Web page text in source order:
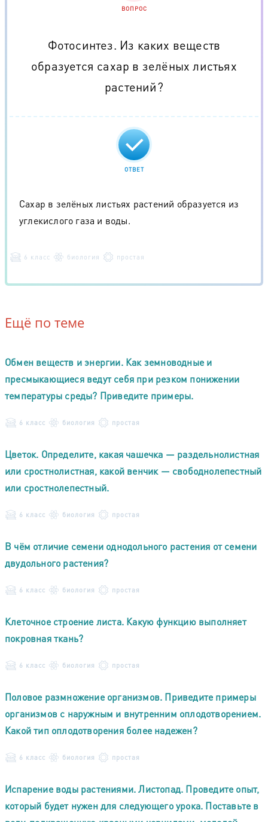
ВОПРОС
Фотосинтез. Из каких веществ
образуется сахар в зелёных листьях
растений?
ОТВЕТ
Сахар в зелёных листьях растений образуется из
углекислого газа и воды.
6 класс биология простая
Ещё по теме
Обмен веществ и энергии. Как земноводные и
пресмыкающиеся ведут себя при резком понижении
температуры среды? Приведите примеры.
6 класс биология простая
Цветок. Определите, какая чашечка — раздельнолистная
или сростнолистная, какой венчик — свободнолепестный
или сростнолепестный.
6 класс биология простая
В чём отличие семени однодольного растения от семени
двудольного растения?
6 класс биология простая
Клеточное строение листа. Какую функцию выполняет
покровная ткань?
6 класс биология простая
Половое размножение организмов. Приведите примеры
организмов с наружным и внутренним оплодотворением.
Какой тип оплодотворения более надежен?
6 класс биология простая
Испарение воды растениями. Листопад. Проведите опыт,
который будет нужен для следующего урока. Поставьте в